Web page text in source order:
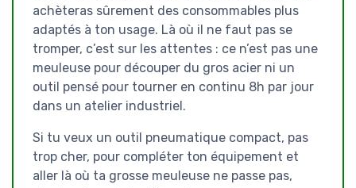
achèteras sûrement des consommables plus
adaptés à ton usage. Là où il ne faut pas se
tromper, c’est sur les attentes : ce n’est pas une
meuleuse pour découper du gros acier ni un
outil pensé pour tourner en continu 8h par jour
dans un atelier industriel.
Si tu veux un outil pneumatique compact, pas
trop cher, pour compléter ton équipement et
aller là où ta grosse meuleuse ne passe pas,